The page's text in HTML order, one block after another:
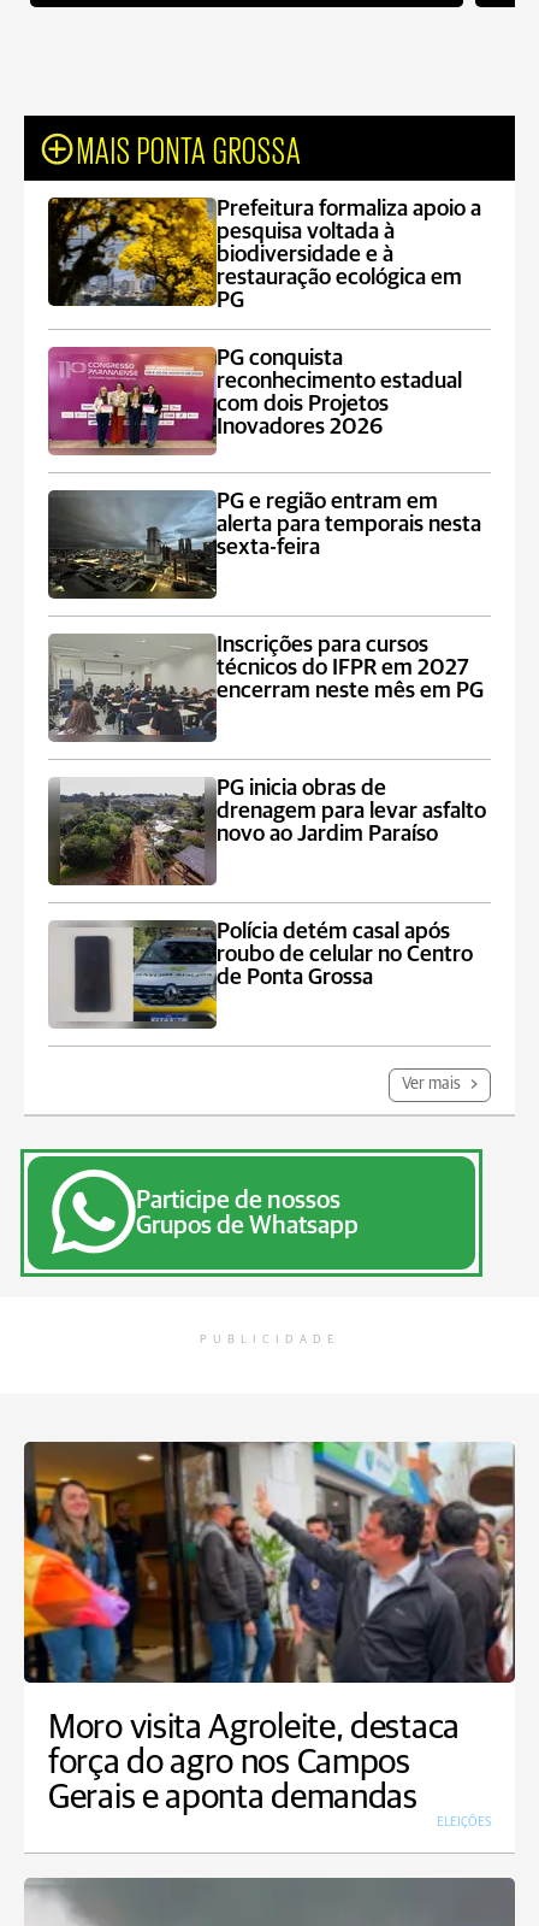
MAIS PONTA GROSSA
Prefeitura formaliza apoio a
pesquisa voltada à
biodiversidade e à
restauração ecológica em
PG
PG conquista
reconhecimento estadual
com dois Projetos
Inovadores 2026
PG e região entram em
alerta para temporais nesta
sexta-feira
Inscrições para cursos
técnicos do IFPR em 2027
encerram neste mês em PG
PG inicia obras de
drenagem para levar asfalto
novo ao Jardim Paraíso
Polícia detém casal após
roubo de celular no Centro
de Ponta Grossa
Ver mais
Participe de nossos
Grupos de Whatsapp
PUBLICIDADE
Moro visita Agroleite, destaca
força do agro nos Campos
Gerais e aponta demandas
ELEIÇÕES